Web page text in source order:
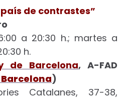
de contrastes”
a 20:30 h.; martes a
h.
de Barcelona, A-FAD
Barcelona)
Catalanes, 37-38,